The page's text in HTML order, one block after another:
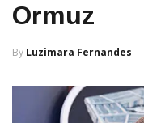
Ormuz
By Luzimara Fernandes